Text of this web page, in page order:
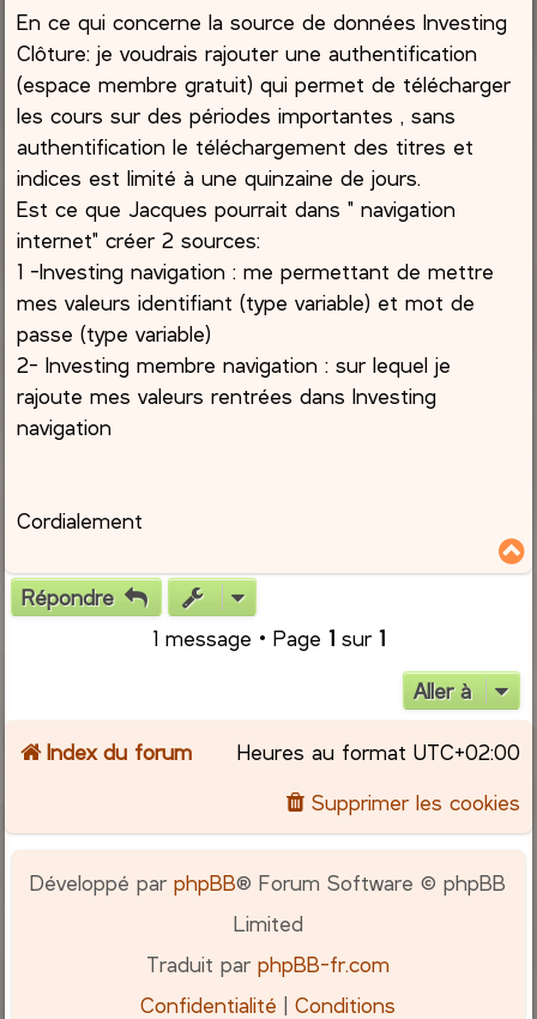
a
g
e
En ce qui concerne la source de données Investing
Clôture: je voudrais rajouter une authentification
(espace membre gratuit) qui permet de télécharger
les cours sur des périodes importantes , sans
authentification le téléchargement des titres et
indices est limité à une quinzaine de jours.
Est ce que Jacques pourrait dans " navigation
internet" créer 2 sources:
1 -Investing navigation : me permettant de mettre
mes valeurs identifiant (type variable) et mot de
passe (type variable)
2- Investing membre navigation : sur lequel je
rajoute mes valeurs rentrées dans Investing
navigation
Cordialement
Répondre
1 message • Page 1 sur 1
Aller à
Index du forum Heures au format UTC+02:00
Supprimer les cookies
Développé parphpBB® Forum Software © phpBB
Limited
Traduit parphpBB-fr.com
Confidentialité |Conditions